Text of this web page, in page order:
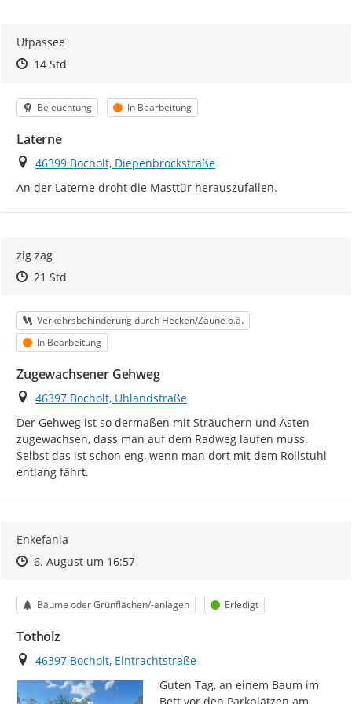
Ufpassee
Zeitpunkt des Erstellens
Zeitpunkt des Erstellens
14 StdZur Äußerung
Kategorie
Beleuchtung Status
In Bearbeitung
Laterne
Ort
46399 Bocholt, Diepenbrockstraße
An der Laterne droht die Masttür herauszufallen.
zig zag
Zeitpunkt des Erstellens
Zeitpunkt des Erstellens
21 StdZur Äußerung
Kategorie
Verkehrsbehinderung durch Hecken/Zäune o.ä.
Status
In Bearbeitung
Zugewachsener Gehweg
Ort
46397 Bocholt, Uhlandstraße
Der Gehweg ist so dermaßen mit Sträuchern und Ästen
zugewachsen, dass man auf dem Radweg laufen muss.
Selbst das ist schon eng, wenn man dort mit dem Rollstuhl
entlang fährt.
Enkefania
Zeitpunkt des Erstellens
Zeitpunkt des Erstellens
6. August um 16:57Zur Äußerung
Kategorie
Bäume oder Grünflächen/-anlagen Status
Erledigt
Totholz
Ort
46397 Bocholt, Eintrachtstraße
Guten Tag, an einem Baum im